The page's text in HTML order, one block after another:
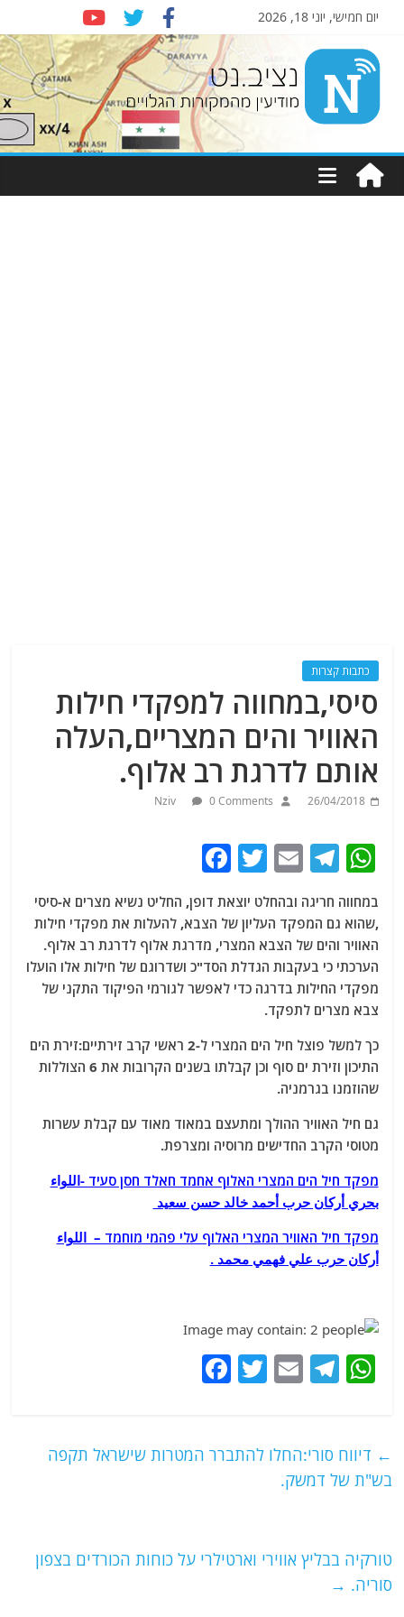
יום חמישי, יוני 18, 2026
Nziv.net
מודיעין
מהמקורות
כתבות קצרות
סיסי,במחווה למפקדי חילות
האוויר והים המצריים,העלה
אותם לדרגת רב אלוף.
26/04/2018
Nziv 0 Comments
W
at
s
A
p
p
T
e
g
ra
m
E
m
ai
l
T
itt
er
c
e
b
o
o
k
במחווה חריגה ובהחלט יוצאת דופן, החליט נשיא מצרים א-סיסי
,שהוא גם המפקד העליון של הצבא, להעלות את מפקדי חילות
האוויר והים של הצבא המצרי, מדרגת אלוף לדרגת רב אלוף.
הערכתי כי בעקבות הגדלת הסד"כ ושדרוגם של חילות אלו הועלו
מפקדי החילות בדרגה כדי לאפשר לגורמי הפיקוד התקני של
צבא מצרים לתפקד.
כך למשל פוצל חיל הים המצרי ל-2 ראשי קרב זירתיים:זירת הים
התיכון וזירת ים סוף וכן קבלתו בשנים הקרובות את 6 הצוללות
שהוזמנו בגרמניה.
גם חיל האוויר ההולך ומתעצם במאוד מאוד עם קבלת עשרות
מטוסי הקרב החדישים מרוסיה ומצרפת.
מפקד חיל הים המצרי האלוף אחמד חאלד חסן סעיד -اللواء
بحري أركان حرب أحمد خالد حسن سعيد
מפקד חיל האוויר המצרי האלוף עלי פהמי מוחמד – اللواء
أركان حرب علي فهمي محمد .
W
s
A
T
g
ra
E
l
T
er
e
k
← דיווח סורי:החלו להתברר המטרות שישראל תקפה
בש"ת של דמשק.
טורקיה בבליץ אווירי וארטילרי על כוחות הכורדים בצפון
סוריה. →